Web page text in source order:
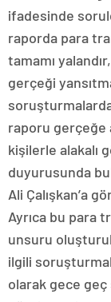
ifadesinde
raporda para
tamamı
gerçeği
raporu gerçeğe
kişilerle alakalı
duyurusunda
Ali Çalışkan’a
Ayrıca bu para
unsuru
ilgili
olarak gece